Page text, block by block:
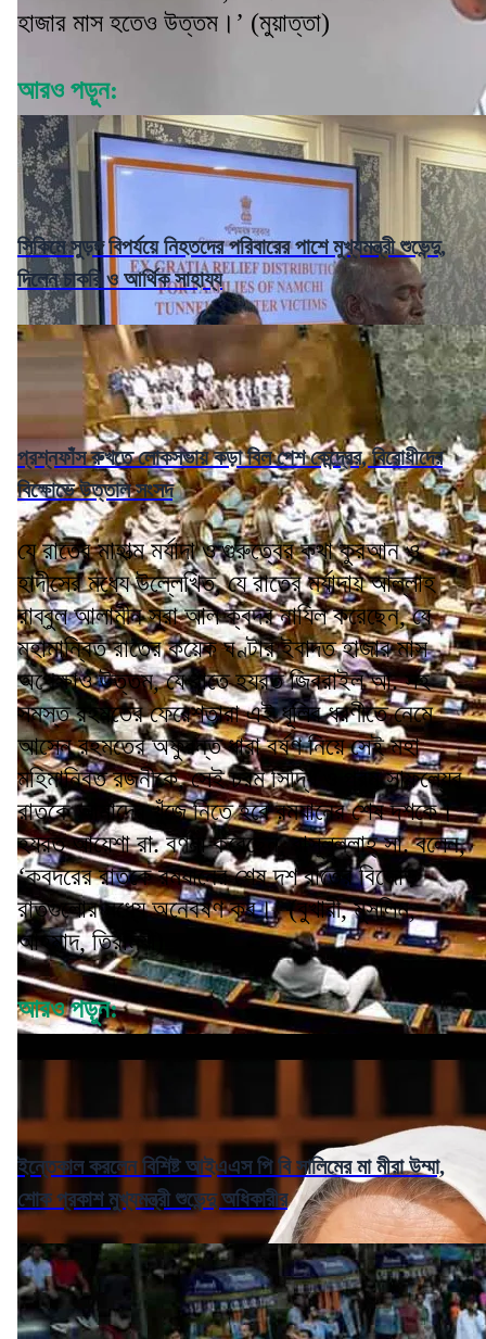
হাজার মাস হতেও উত্তম।’ (মুয়াত্তা)
আরও পড়ুন:
সিকিমে সুড়ঙ্গ বিপর্যয়ে নিহতদের পরিবারের পাশে মুখ্যমন্ত্রী শুভেন্দু,
দিলেন চাকরি ও আর্থিক সাহায্য
প্রশ্নফাঁস রুখতে লোকসভায় কড়া বিল পেশ কেন্দ্রের, বিরোধীদের
বিক্ষোভে উত্তাল সংসদ
যে রাতের মাহাত্ম মর্যাদা ও গুরুত্বের কথা কুরআন ও
হাদীসের মধ্যে উল্লেখিত, যে রাতের মর্যাদায় আল্লাহ
রাব্বুল আলামীন সূরা আল ক্বদর নাযিল করেছেন, যে
মহামান্বিত রাতের কয়েক ঘণ্টার ইবাদত হাজার মাস
অপেক্ষাও উত্তম, যে রাতে হযরত জিবরাইল আ. সহ
সমস্ত রহমতের ফেরেশতারা এই ধূলির ধরণীতে নেমে
আসেন রহমতের অফুরন্ত ধারা বর্ষণ নিয়ে সেই মহা
মহিমান্বিত রজনীকে, সেই চরম সিদ্ধি ও পরম সাফল্যের
রাতকে আমাদের খুঁজে নিতে হবে রমযানের শেষ দশকে।
হযরত আয়েশা রা. বর্ণনা করেছেন, রাসূলুল্লাহ্ সা. বলেন,
‘ক্বদরের রাতকে রমযানের শেষ দশ রাতের বিজোড়
রাতগুলোর মধ্যে অন্বেষণ কর।’ (বুখারী, মুসলিম,
আহমাদ, তিরমিযী)
আরও পড়ুন:
ইন্তেকাল করলেন বিশিষ্ট আইএএস পি বি সালিমের মা মীরা উম্মা,
শোক প্রকাশ মুখ্যমন্ত্রী শুভেন্দু অধিকারীর